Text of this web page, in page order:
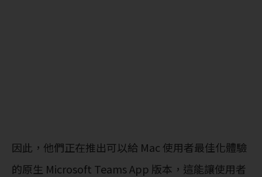
因此，他們正在推出可以給 Mac 使用者最佳化體驗
的原生 Microsoft Teams App 版本，這能讓使用者